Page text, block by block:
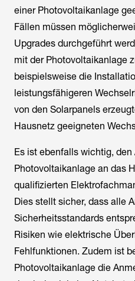
einer Photovoltaikanlage
Fällen müssen
Upgrades durchgeführt
mit der Photovoltaikanlage
beispielsweise die
leistungsfähigeren
von den Solarpanels
Hausnetz geeigneten
Es ist ebenfalls wichtig, den
Photovoltaikanlage an das
qualifizierten
Dies stellt sicher, dass alle
Sicherheitsstandards
Risiken wie elektrische
Fehlfunktionen. Zudem ist
Photovoltaikanlage die